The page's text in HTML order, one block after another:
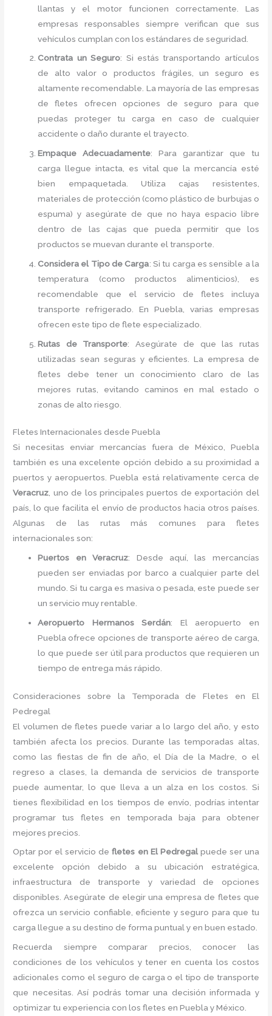
llantas y el motor funcionen correctamente. Las
empresas responsables siempre verifican que sus
vehículos cumplan con los estándares de seguridad.
Contrata un Seguro: Si estás transportando artículos
de alto valor o productos frágiles, un seguro es
altamente recomendable. La mayoría de las empresas
de fletes ofrecen opciones de seguro para que
puedas proteger tu carga en caso de cualquier
accidente o daño durante el trayecto.
Empaque Adecuadamente: Para garantizar que tu
carga llegue intacta, es vital que la mercancía esté
bien empaquetada. Utiliza cajas resistentes,
materiales de protección (como plástico de burbujas o
espuma) y asegúrate de que no haya espacio libre
dentro de las cajas que pueda permitir que los
productos se muevan durante el transporte.
Considera el Tipo de Carga: Si tu carga es sensible a la
temperatura (como productos alimenticios), es
recomendable que el servicio de fletes incluya
transporte refrigerado. En Puebla, varias empresas
ofrecen este tipo de flete especializado.
Rutas de Transporte: Asegúrate de que las rutas
utilizadas sean seguras y eficientes. La empresa de
fletes debe tener un conocimiento claro de las
mejores rutas, evitando caminos en mal estado o
zonas de alto riesgo.
Fletes Internacionales desde Puebla
Si necesitas enviar mercancías fuera de México, Puebla
también es una excelente opción debido a su proximidad a
puertos y aeropuertos. Puebla está relativamente cerca de
Veracruz, uno de los principales puertos de exportación del
país, lo que facilita el envío de productos hacia otros países.
Algunas de las rutas más comunes para fletes
internacionales son:
Puertos en Veracruz: Desde aquí, las mercancías
pueden ser enviadas por barco a cualquier parte del
mundo. Si tu carga es masiva o pesada, este puede ser
un servicio muy rentable.
Aeropuerto Hermanos Serdán: El aeropuerto en
Puebla ofrece opciones de transporte aéreo de carga,
lo que puede ser útil para productos que requieren un
tiempo de entrega más rápido.
Consideraciones sobre la Temporada de Fletes en El
Pedregal
El volumen de fletes puede variar a lo largo del año, y esto
también afecta los precios. Durante las temporadas altas,
como las fiestas de fin de año, el Día de la Madre, o el
regreso a clases, la demanda de servicios de transporte
puede aumentar, lo que lleva a un alza en los costos. Si
tienes flexibilidad en los tiempos de envío, podrías intentar
programar tus fletes en temporada baja para obtener
mejores precios.
Optar por el servicio defletes en El Pedregalpuede ser una
excelente opción debido a su ubicación estratégica,
infraestructura de transporte y variedad de opciones
disponibles. Asegúrate de elegir una empresa de fletes que
ofrezca un servicio confiable, eficiente y seguro para que tu
carga llegue a su destino de forma puntual y en buen estado.
Recuerda siempre comparar precios, conocer las
condiciones de los vehículos y tener en cuenta los costos
adicionales como el seguro de carga o el tipo de transporte
que necesitas. Así podrás tomar una decisión informada y
optimizar tu experiencia con los fletes en Puebla y México.